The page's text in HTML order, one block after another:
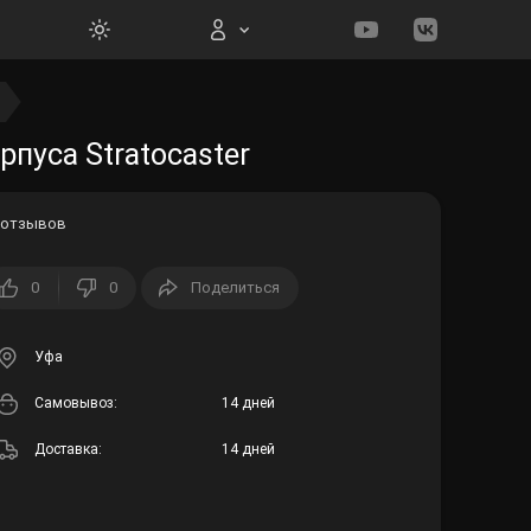
Stratocaster
0 0 Поделиться
Уфа
Cамовывоз: 14 дней
Доставка: 14 дней